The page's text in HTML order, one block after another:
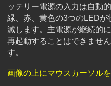
ッテリー電源の入力は自動
緑、赤、黄色の3つのLED
滅します。主電源が継続的
再起動することはできませ
す。
画像の上にマウスカーソルを